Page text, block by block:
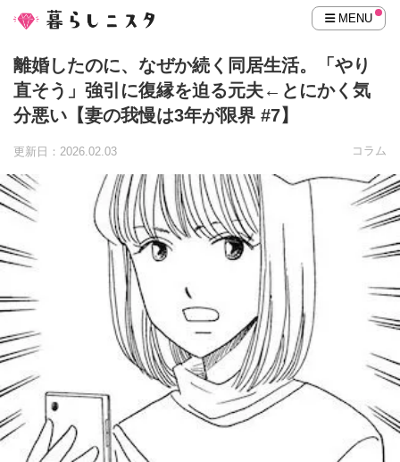
MENU
離婚したのに、なぜか続く同居生活。「やり
直そう」強引に復縁を迫る元夫←とにかく気
分悪い【妻の我慢は3年が限界 #7】
更新日：2026.02.03 コラム